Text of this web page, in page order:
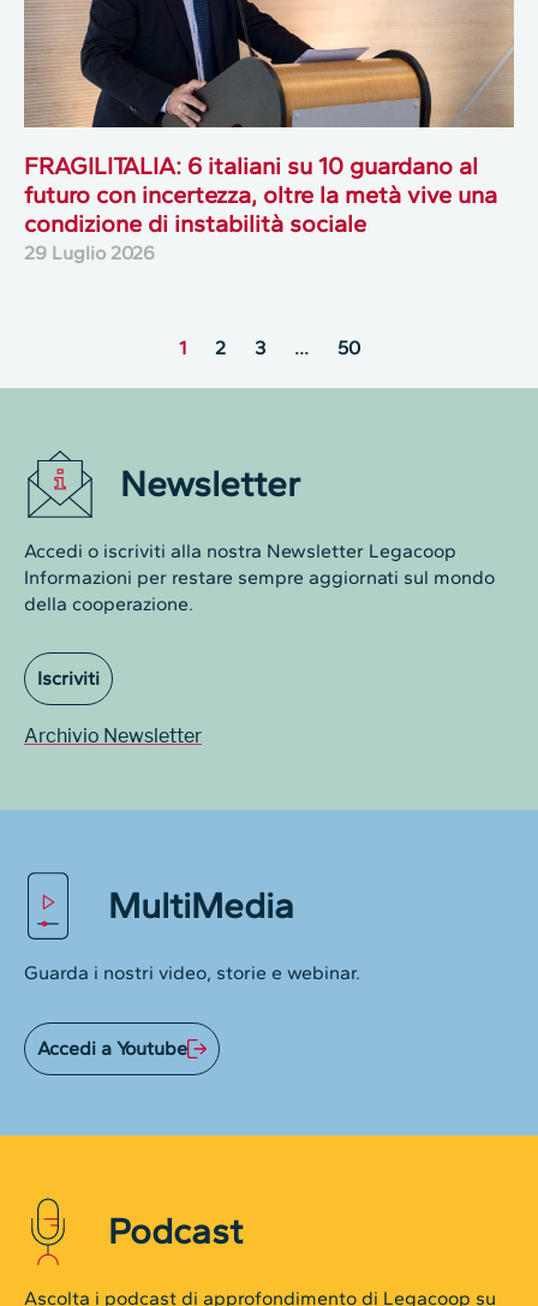
FRAGILITALIA: 6 italiani su 10 guardano al
futuro con incertezza, oltre la metà vive una
condizione di instabilità sociale
29 Luglio 2026
1 2 3 … 50
Newsletter
Accedi o iscriviti alla nostra Newsletter Legacoop
Informazioni per restare sempre aggiornati sul mondo
della cooperazione.
Iscriviti
Archivio Newsletter
MultiMedia
Guarda i nostri video, storie e webinar.
Accedi a Youtube
Podcast
Ascolta i podcast di approfondimento di Legacoop su